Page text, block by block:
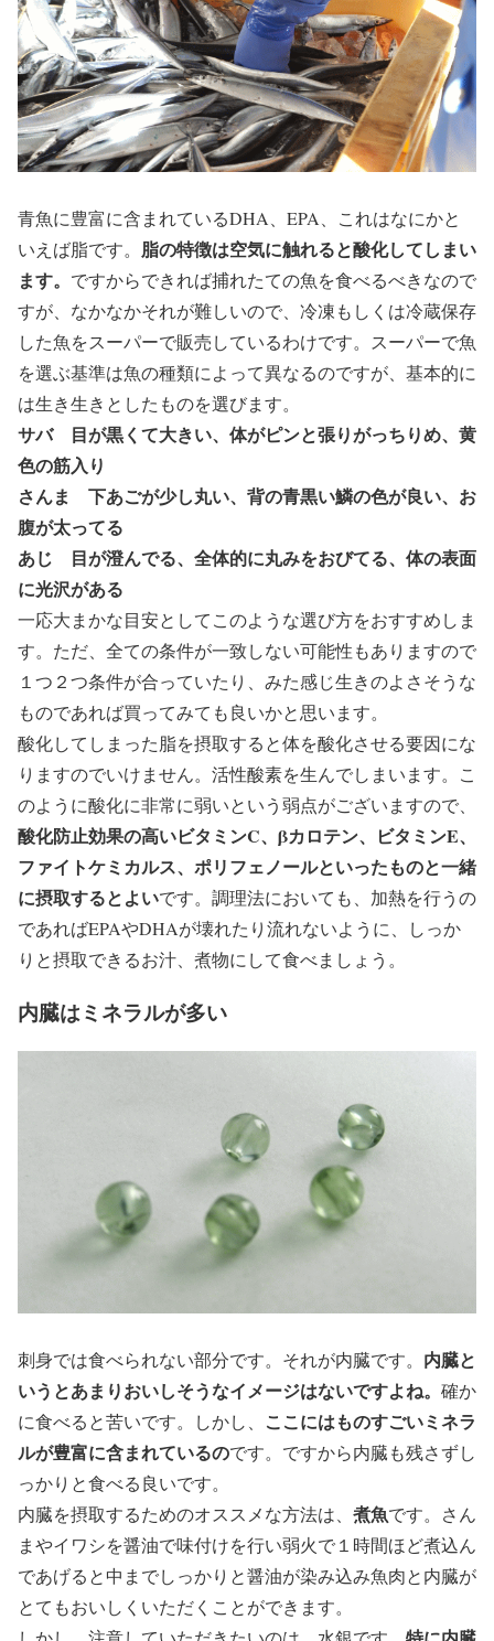
青魚に豊富に含まれているDHA、EPA、これはなにかと
いえば脂です。 脂の特徴は空気に触れると酸化してしまい
ます。 ですからできれば捕れたての魚を食べるべきなので
すが、なかなかそれが難しいので、冷凍もしくは冷蔵保存
した魚をスーパーで販売しているわけです。スーパーで魚
を選ぶ基準は魚の種類によって異なるのですが、基本的に
は生き生きとしたものを選びます。
サバ 目が黒くて大きい、体がピンと張りがっちりめ、黄
色の筋入り
さんま 下あごが少し丸い、背の青黒い鱗の色が良い、お
腹が太ってる
あじ 目が澄んでる、全体的に丸みをおびてる、体の表面
に光沢がある
一応大まかな目安としてこのような選び方をおすすめしま
す。ただ、全ての条件が一致しない可能性もありますので
１つ２つ条件が合っていたり、みた感じ生きのよさそうな
ものであれば買ってみても良いかと思います。
酸化してしまった脂を摂取すると体を酸化させる要因にな
りますのでいけません。活性酸素を生んでしまいます。こ
のように酸化に非常に弱いという弱点がございますので、
酸化防止効果の高いビタミンC、βカロテン、ビタミンE、
ファイトケミカルス、ポリフェノールといったものと一緒
に摂取するとよいです。調理法においても、加熱を行うの
であればEPAやDHAが壊れたり流れないように、しっか
りと摂取できるお汁、煮物にして食べましょう。
内臓はミネラルが多い
刺身では食べられない部分です。それが内臓です。 内臓と
いうとあまりおいしそうなイメージはないですよね。 確か
に食べると苦いです。しかし、 ここにはものすごいミネラ
ルが豊富に含まれているのです。ですから内臓も残さずし
っかりと食べる良いです。
内臓を摂取するためのオススメな方法は、 煮魚です。さん
まやイワシを醤油で味付けを行い弱火で１時間ほど煮込ん
であげると中までしっかりと醤油が染み込み魚肉と内臓が
とてもおいしくいただくことができます。